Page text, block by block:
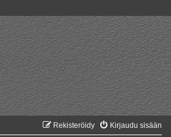
Kirjaudu sisään
Rekisteröidy